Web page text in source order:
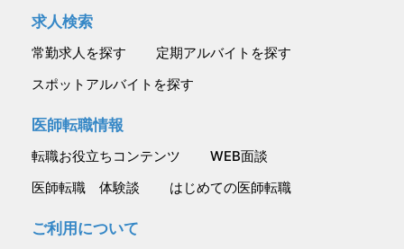
求人検索
常勤求人を探す
定期アルバイトを探す
スポットアルバイトを探す
医師転職情報
転職お役立ちコンテンツ
WEB面談
医師転職 体験談
はじめての医師転職
ご利用について